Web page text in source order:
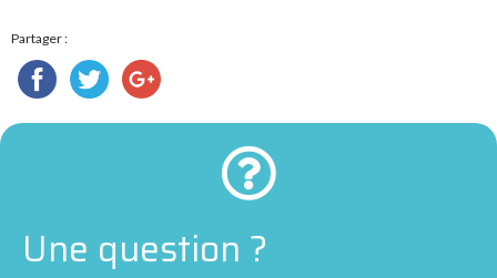
Partager :
Une question ?